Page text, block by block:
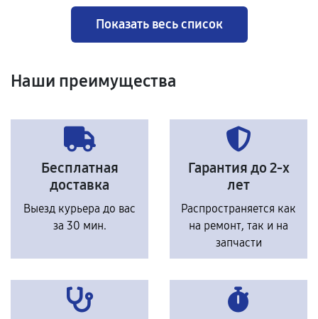
Показать весь список
Наши преимущества
Бесплатная
доставка
Выезд курьера до вас
за 30 мин.
Гарантия до 2-х
лет
Распространяется как
на ремонт, так и на
запчасти